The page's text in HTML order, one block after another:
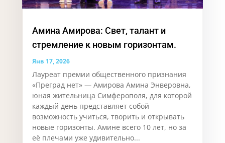
Амина Амирова: Свет, талант и
стремление к новым горизонтам.
Янв 17, 2026
Лауреат премии общественного признания
«Преград нет» — Амирова Амина Энверовна,
юная жительница Симферополя, для которой
каждый день представляет собой
возможность учиться, творить и открывать
новые горизонты. Аминe всего 10 лет, но за
её плечами уже удивительно...